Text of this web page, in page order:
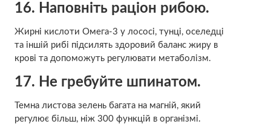
16. Наповніть раціон рибою.
Жирні кислоти Омега-3 у лососі, тунці, оселедці
та іншій рибі підсилять здоровий баланс жиру в
крові та допоможуть регулювати метаболізм.
17. Не гребуйте шпинатом.
Темна листова зелень багата на магній, який
регулює більш, ніж 300 функцій в організмі.